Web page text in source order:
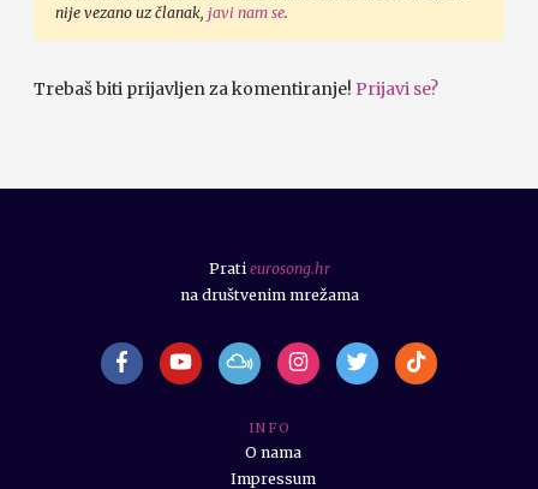
nije vezano uz članak, javi nam se.
Trebaš biti prijavljen za komentiranje! Prijavi se?
I N F O
O nama
Impressum
Prati eurosong.hr
na društvenim mrežama